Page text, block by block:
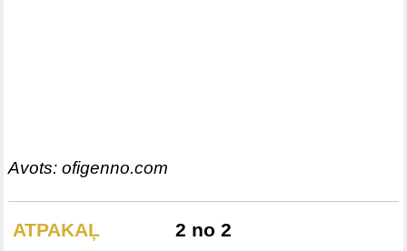
Avots: ofigenno.com
ATPAKAĻ 2 no 2